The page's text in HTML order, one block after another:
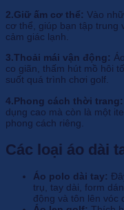
2.Giữ ấm cơ thể: Vào
cơ thể, giúp bạn tập trung
cảm giác lạnh.
3.Thoải mái vận động:
co giãn, thấm hút mồ hôi
suốt quá trình chơi golf.
4.Phong cách thời trang:
dụng cao mà còn là một
phong cách riêng.
Các loại áo dài
Áo polo dài tay:
trụ, tay dài, form
động và tôn lên vóc